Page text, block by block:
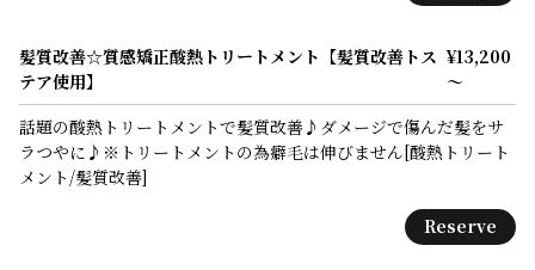
髪質改善☆質感矯正酸熱トリートメント【髪質改善トス
テア使用】
¥13,200
～
話題の酸熱トリートメントで髪質改善♪ダメージで傷んだ髪をサ
ラつやに♪※トリートメントの為癖毛は伸びません[酸熱トリート
メント/髪質改善]
Reserve